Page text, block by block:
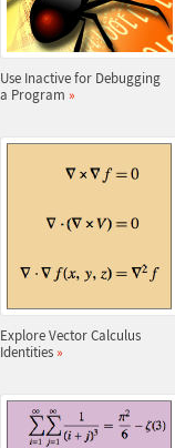
Use Inactive for Debugging
a Program »
Explore Vector Calculus
Identities »